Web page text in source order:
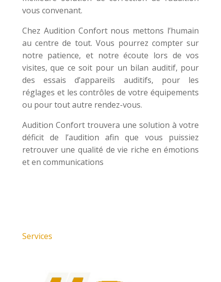
vous convenant.
Chez Audition Confort nous mettons l’humain
au centre de tout. Vous pourrez compter sur
notre patience, et notre écoute lors de vos
visites, que ce soit pour un bilan auditif, pour
des essais d’appareils auditifs, pour les
réglages et les contrôles de votre équipements
ou pour tout autre rendez-vous.
Audition Confort trouvera une solution à votre
déficit de l’audition afin que vous puissiez
retrouver une qualité de vie riche en émotions
et en communications
Services